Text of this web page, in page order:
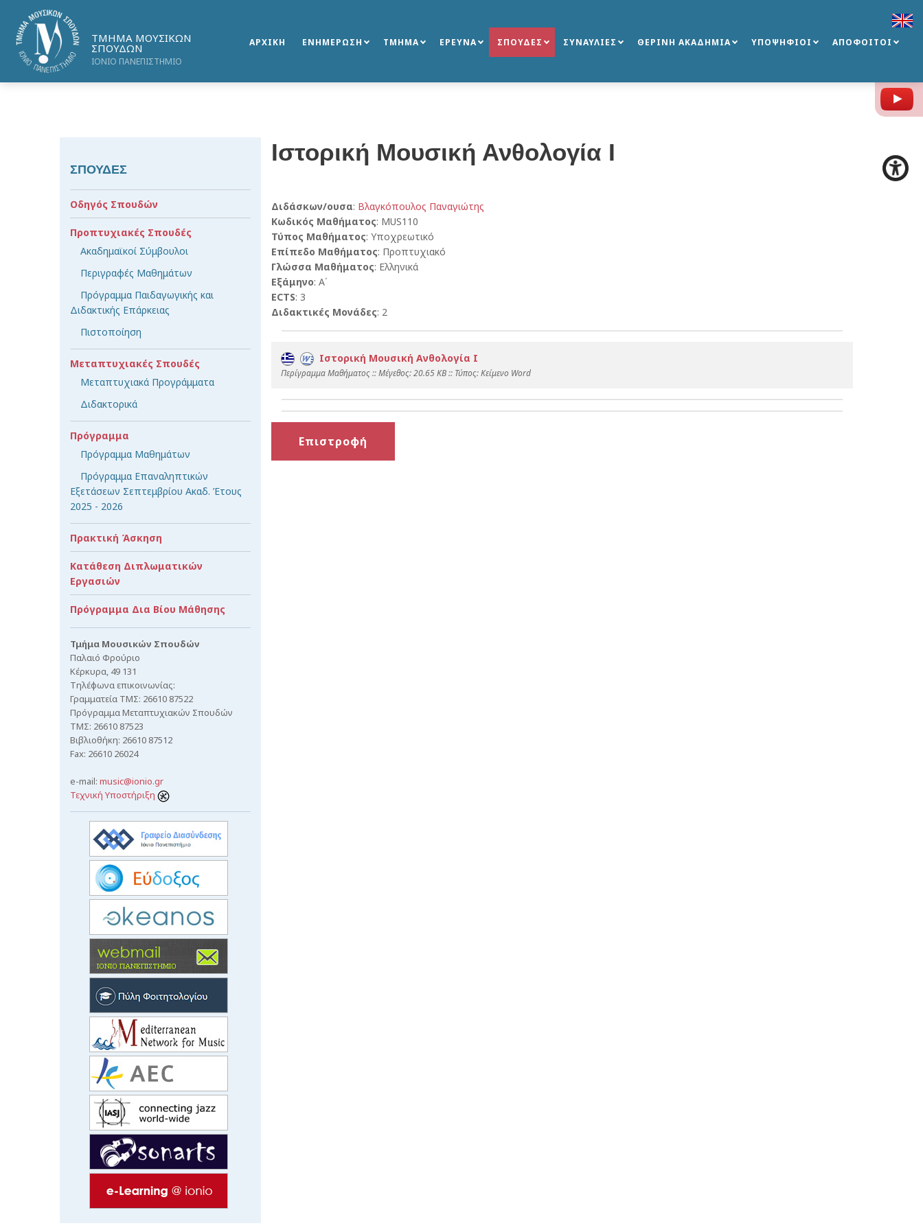
ΤΜΗΜΑ ΜΟΥΣΙΚΩΝ
ΣΠΟΥΔΩΝ
ΙΟΝΙΟ ΠΑΝΕΠΙΣΤΗΜΙΟ
ΑΡΧΙΚΗ ΕΝΗΜΕΡΩΣΗ ΤΜΗΜΑ ΕΡΕΥΝΑ ΣΠΟΥΔΕΣ ΣΥΝΑΥΛΙΕΣ ΘΕΡΙΝΗ ΑΚΑΔΗΜΙΑ ΥΠΟΨΗΦΙΟΙ ΑΠΟΦΟΙΤΟΙ
Ιστορική Μουσική Ανθολογία Ι
Διδάσκων/ουσα: Βλαγκόπουλος Παναγιώτης
Κωδικός Μαθήματος: MUS110
Τύπος Μαθήματος: Υποχρεωτικό
Επίπεδο Μαθήματος: Προπτυχιακό
Γλώσσα Μαθήματος: Ελληνικά
Εξάμηνο: Α΄
ECTS: 3
Διδακτικές Μονάδες: 2
Ιστορική Μουσική Ανθολογία Ι
Περίγραμμα Μαθήματος :: Mέγεθος: 20.65 KB :: Τύπος: Kείμενο Word
Επιστροφή
ΣΠΟΥΔΕΣ
Οδηγός Σπουδών
Προπτυχιακές Σπουδές
Ακαδημαϊκοί Σύμβουλοι
Περιγραφές Μαθημάτων
Πρόγραμμα Παιδαγωγικής και
Διδακτικής Επάρκειας
Πιστοποίηση
Μεταπτυχιακές Σπουδές
Μεταπτυχιακά Προγράμματα
Διδακτορικά
Πρόγραμμα
Πρόγραμμα Μαθημάτων
Πρόγραμμα Επαναληπτικών
Εξετάσεων Σεπτεμβρίου Ακαδ. Έτους
2025 - 2026
Πρακτική Άσκηση
Κατάθεση Διπλωματικών
Εργασιών
Πρόγραμμα Δια Βίου Μάθησης
Τμήμα Μουσικών Σπουδών
Παλαιό Φρούριο
Κέρκυρα, 49 131
Τηλέφωνα επικοινωνίας:
Γραμματεία ΤΜΣ: 26610 87522
Πρόγραμμα Μεταπτυχιακών Σπουδών
ΤΜΣ: 26610 87523
Βιβλιοθήκη: 26610 87512
Fax: 26610 26024
e-mail: music@ionio.gr
Τεχνική Υποστήριξη